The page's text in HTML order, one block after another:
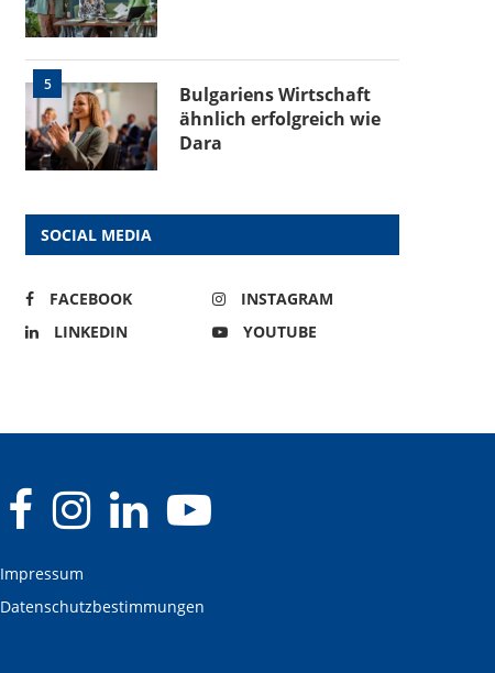
5
Bulgariens Wirtschaft
ähnlich erfolgreich wie
Dara
SOCIAL MEDIA
FACEBOOK
INSTAGRAM
LINKEDIN
YOUTUBE
Impressum
Datenschutzbestimmungen